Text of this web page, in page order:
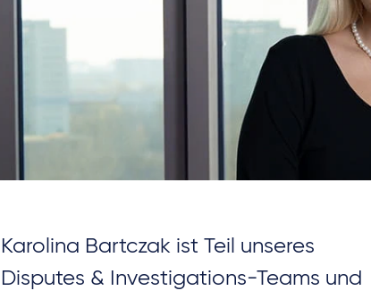
Karolina Bartczak ist Teil unseres
Disputes & Investigations-Teams und